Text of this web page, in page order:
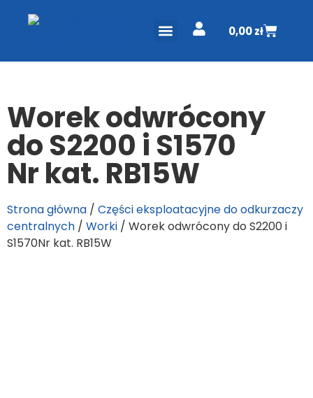
0,00zł
Worek odwrócony
do S2200 i S1570
Nr kat. RB15W
Strona główna / Części eksploatacyjne do odkurzaczy
centralnych / Worki / Worek odwrócony do S2200 i
S1570Nr kat. RB15W